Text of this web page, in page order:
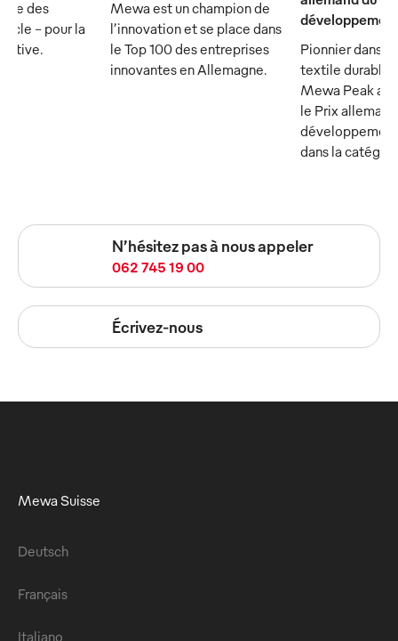
des
- pour la
Mewa est un champion de
l’innovation et se place dans
le Top 100 des entreprises
innovantes en Allemagne.
Pionnier dans
textile durable
Mewa Peak a
le Prix
dans la
N’hésitez pas à nous appeler
062 745 19 00
Écrivez-nous
Mewa Suisse
Deutsch
Français
Italiano